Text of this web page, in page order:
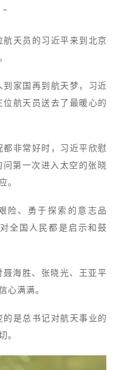
”
天员的习近平来到北京
家国再到航天梦，习近
航天员送去了最暖心的
非常好时，习近平欣慰
第一次进入太空的张晓
。
、勇于探索的意志品
全国人民都是启示和鼓
海胜、张晓光、王亚平
心满满。
是总书记对航天事业的
。